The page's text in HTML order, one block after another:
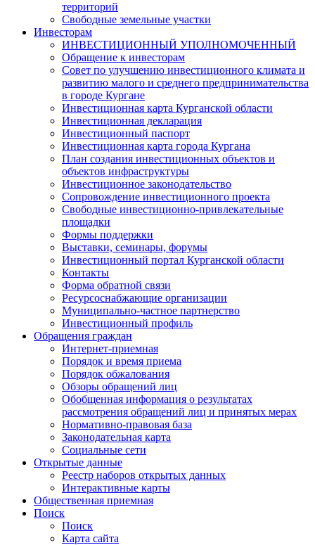
территорий
Свободные земельные участки
Инвесторам
ИНВЕСТИЦИОННЫЙ УПОЛНОМОЧЕННЫЙ
Обращение к инвесторам
Совет по улучшению инвестиционного климата и
развитию малого и среднего предпринимательства
в городе Кургане
Инвестиционная карта Курганской области
Инвестиционная декларация
Инвестиционный паспорт
Инвестиционная карта города Кургана
План создания инвестиционных объектов и
объектов инфраструктуры
Инвестиционное законодательство
Сопровождение инвестиционного проекта
Свободные инвестиционно-привлекательные
площадки
Формы поддержки
Выставки, семинары, форумы
Инвестиционный портал Курганской области
Контакты
Форма обратной связи
Ресурсоснабжающие организации
Муниципально-частное партнерство
Инвестиционный профиль
Обращения граждан
Интернет-приемная
Порядок и время приема
Порядок обжалования
Обзоры обращений лиц
Обобщенная информация о результатах
рассмотрения обращений лиц и принятых мерах
Нормативно-правовая база
Законодательная карта
Социальные сети
Открытые данные
Реестр наборов открытых данных
Интерактивные карты
Общественная приемная
Поиск
Поиск
Карта сайта